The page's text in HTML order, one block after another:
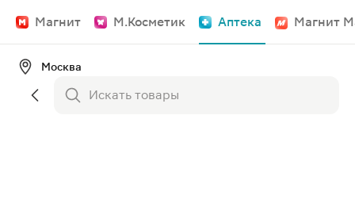
Магнит М.Косметик Аптека Магнит
Москва